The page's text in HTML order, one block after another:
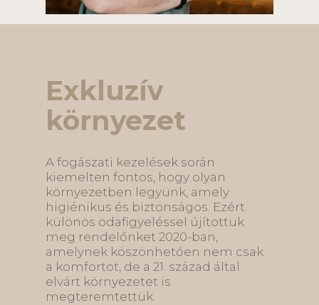
Exkluzív
környezet
A fogászati kezelések során
kiemelten fontos, hogy olyan
környezetben legyünk, amely
higiénikus és biztonságos. Ezért
különös odafigyeléssel újítottuk
meg rendelőnket 2020-ban,
amelynek köszönhetően nem csak
a komfortot, de a 21. század által
elvárt környezetet is
megteremtettük.